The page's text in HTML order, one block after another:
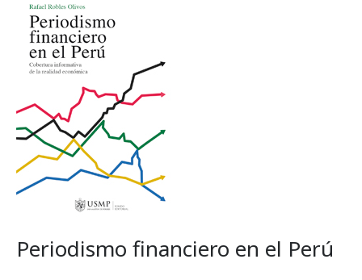
Periodismo financiero en el Perú